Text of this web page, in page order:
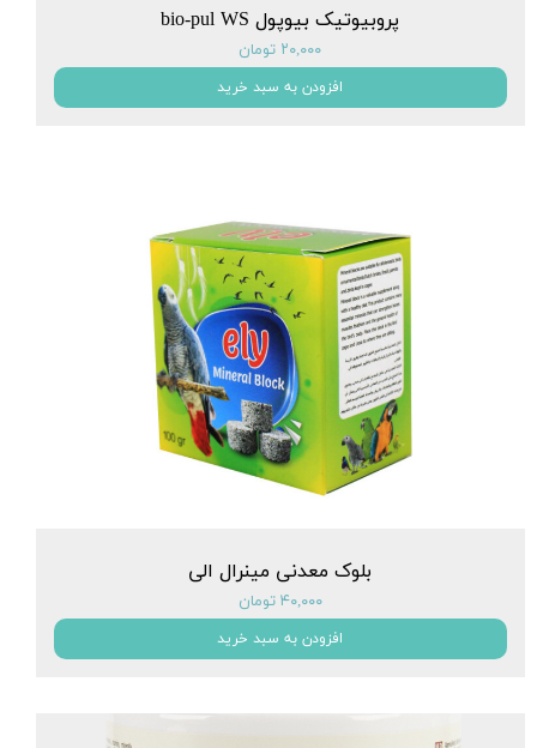
پروبیوتیک بیوپول bio-pul WS
۲۰,۰۰۰ تومان
افزودن به سبد خرید
بلوک معدنی مینرال الی
۴۰,۰۰۰ تومان
افزودن به سبد خرید